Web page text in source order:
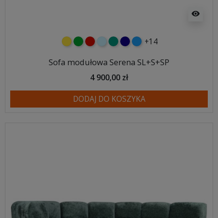
visibility
żółtyzielonyczerwony
błękitnyturkusowy
granatowy
niebieski
+14
Sofa modułowa Serena SL+S+SP
4 900,00 zł
DODAJ DO KOSZYKA